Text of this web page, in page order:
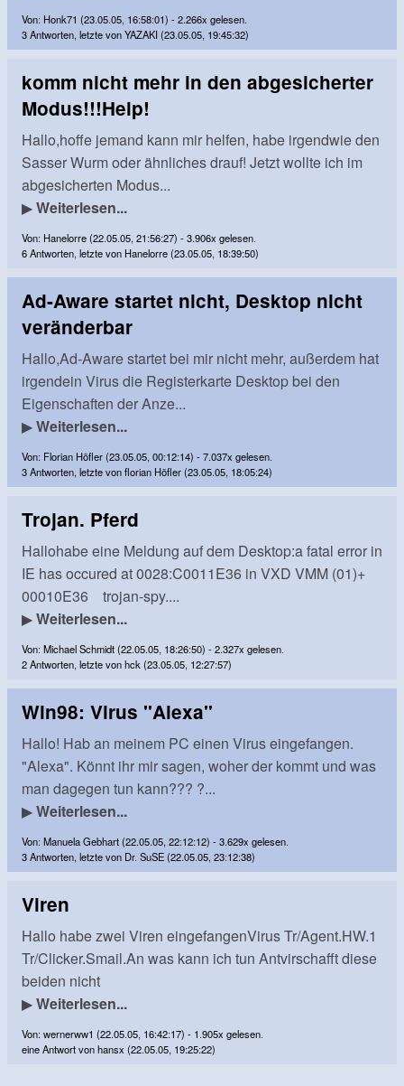
Von: Honk71 (23.05.05, 16:58:01) - 2.266x gelesen.
3 Antworten, letzte von YAZAKI (23.05.05, 19:45:32)
komm nicht mehr in den abgesicherter
Modus!!!Help!
Hallo,hoffe jemand kann mir helfen, habe irgendwie den
Sasser Wurm oder ähnliches drauf! Jetzt wollte ich im
abgesicherten Modus...
▶Weiterlesen...
Von: Hanelorre (22.05.05, 21:56:27) - 3.906x gelesen.
6 Antworten, letzte von Hanelorre (23.05.05, 18:39:50)
Ad-Aware startet nicht, Desktop nicht
veränderbar
Hallo,Ad-Aware startet bei mir nicht mehr, außerdem hat
irgendein Virus die Registerkarte Desktop bei den
Eigenschaften der Anze...
▶Weiterlesen...
Von: Florian Höfler (23.05.05, 00:12:14) - 7.037x gelesen.
3 Antworten, letzte von florian Höfler (23.05.05, 18:05:24)
Trojan. Pferd
Hallohabe eine Meldung auf dem Desktop:a fatal error in
IE has occured at 0028:C0011E36 in VXD VMM (01)+
00010E36 trojan-spy....
▶Weiterlesen...
Von: Michael Schmidt (22.05.05, 18:26:50) - 2.327x gelesen.
2 Antworten, letzte von hck (23.05.05, 12:27:57)
Win98: Virus "Alexa"
Hallo! Hab an meinem PC einen Virus eingefangen.
"Alexa". Könnt ihr mir sagen, woher der kommt und was
man dagegen tun kann??? ?...
▶Weiterlesen...
Von: Manuela Gebhart (22.05.05, 22:12:12) - 3.629x gelesen.
3 Antworten, letzte von Dr. SuSE (22.05.05, 23:12:38)
Viren
Hallo habe zwei Viren eingefangenVirus Tr/Agent.HW.1
Tr/Clicker.Smail.An was kann ich tun Antvirschafft diese
beiden nicht
▶Weiterlesen...
Von: wernerww1 (22.05.05, 16:42:17) - 1.905x gelesen.
eine Antwort von hansx (22.05.05, 19:25:22)